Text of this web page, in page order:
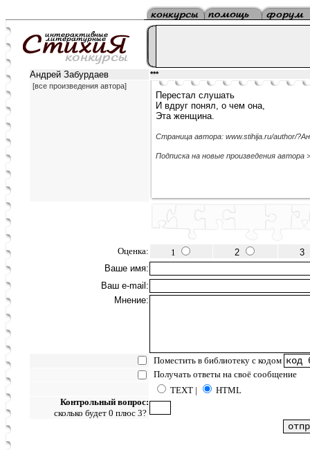
Андрей Забурдаев
***
[все произведения автора]
Перестал слушать
И вдруг понял, о чем она,
Эта женщина.
Страница автора: www.stihija.ru/author/
Подписка на новые произведения автора
Оценка: 1 2
3
Ваше имя:
Ваш e-mail:
Мнение:
Поместить в библиотеку с кодом
Получать ответы на своё сообщение
TEXT |
HTML
Контрольный вопрос:
сколько будет 0 плюс 3?